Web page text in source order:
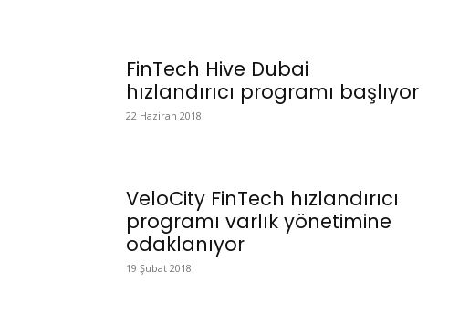
FinTech Hive Dubai
hızlandırıcı programı başlıyor
22 Haziran 2018
VeloCity FinTech hızlandırıcı
programı varlık yönetimine
odaklanıyor
19 Şubat 2018